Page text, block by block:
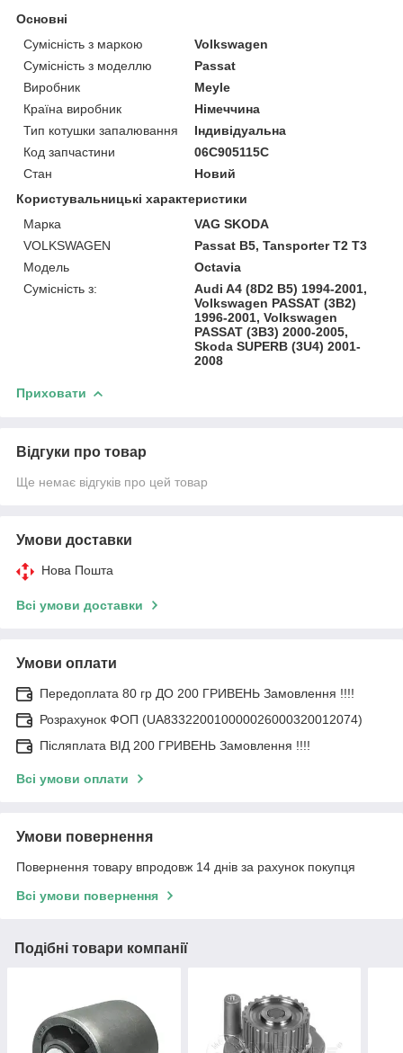
Основні
Сумісність з маркою
Volkswagen
Сумісність з моделлю
Passat
Виробник
Meyle
Країна виробник
Німеччина
Тип котушки запалювання
Індивідуальна
Код запчастини
06C905115C
Стан
Новий
Користувальницькі характеристики
Марка
VAG SKODA
VOLKSWAGEN
Passat B5, Tansporter T2 T3
Модель
Octavia
Сумісність з:
Audi A4 (8D2 B5) 1994-2001,
Volkswagen PASSAT (3B2)
1996-2001, Volkswagen
PASSAT (3B3) 2000-2005,
Skoda SUPERB (3U4) 2001-
2008
Приховати
Відгуки про товар
Ще немає відгуків про цей товар
Умови доставки
Нова Пошта
Всі умови доставки
Умови оплати
Передоплата 80 гр ДО 200 ГРИВЕНЬ Замовлення !!!!
Розрахунок ФОП (UA833220010000026000320012074)
Післяплата ВІД 200 ГРИВЕНЬ Замовлення !!!!
Всі умови оплати
Умови повернення
Повернення товару впродовж 14 днів за рахунок покупця
Всі умови повернення
Подібні товари компанії